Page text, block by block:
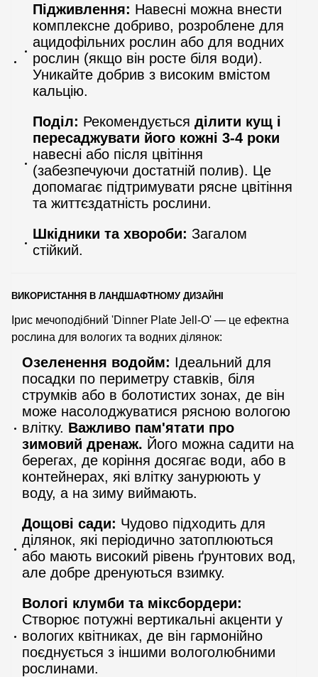
Підживлення: Навесні можна внести
комплексне добриво, розроблене для
ацидофільних рослин або для водних
рослин (якщо він росте біля води).
Уникайте добрив з високим вмістом
кальцію.
Поділ: Рекомендується ділити кущ і
пересаджувати його кожні 3-4 роки
навесні або після цвітіння
(забезпечуючи достатній полив). Це
допомагає підтримувати рясне цвітіння
та життєздатність рослини.
Шкідники та хвороби: Загалом
стійкий.
ВИКОРИСТАННЯ В ЛАНДШАФТНОМУ ДИЗАЙНІ
Ірис мечоподібний 'Dinner Plate Jell-O' — це ефектна
рослина для вологих та водних ділянок:
Озеленення водойм: Ідеальний для
посадки по периметру ставків, біля
струмків або в болотистих зонах, де він
може насолоджуватися рясною вологою
влітку. Важливо пам'ятати про
зимовий дренаж. Його можна садити на
берегах, де коріння досягає води, або в
контейнерах, які влітку занурюють у
воду, а на зиму виймають.
Дощові сади: Чудово підходить для
ділянок, які періодично затоплюються
або мають високий рівень ґрунтових вод,
але добре дренуються взимку.
Вологі клумби та міксбордери:
Створює потужні вертикальні акценти у
вологих квітниках, де він гармонійно
поєднується з іншими вологолюбними
рослинами.